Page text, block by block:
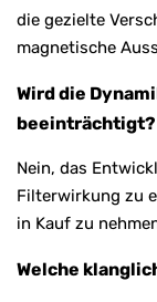
die gezielte
magnetische
Wird die
beeinträchtigt?
Nein, das
Filterwirkung zu
in Kauf zu
Welche